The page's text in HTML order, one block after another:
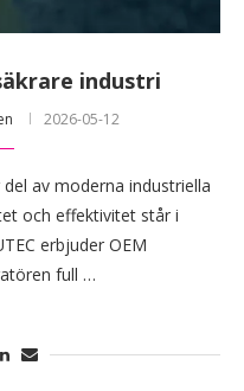
industri
2026-05-12
av moderna industriella
och effektivitet står i
erbjuder OEM
full …